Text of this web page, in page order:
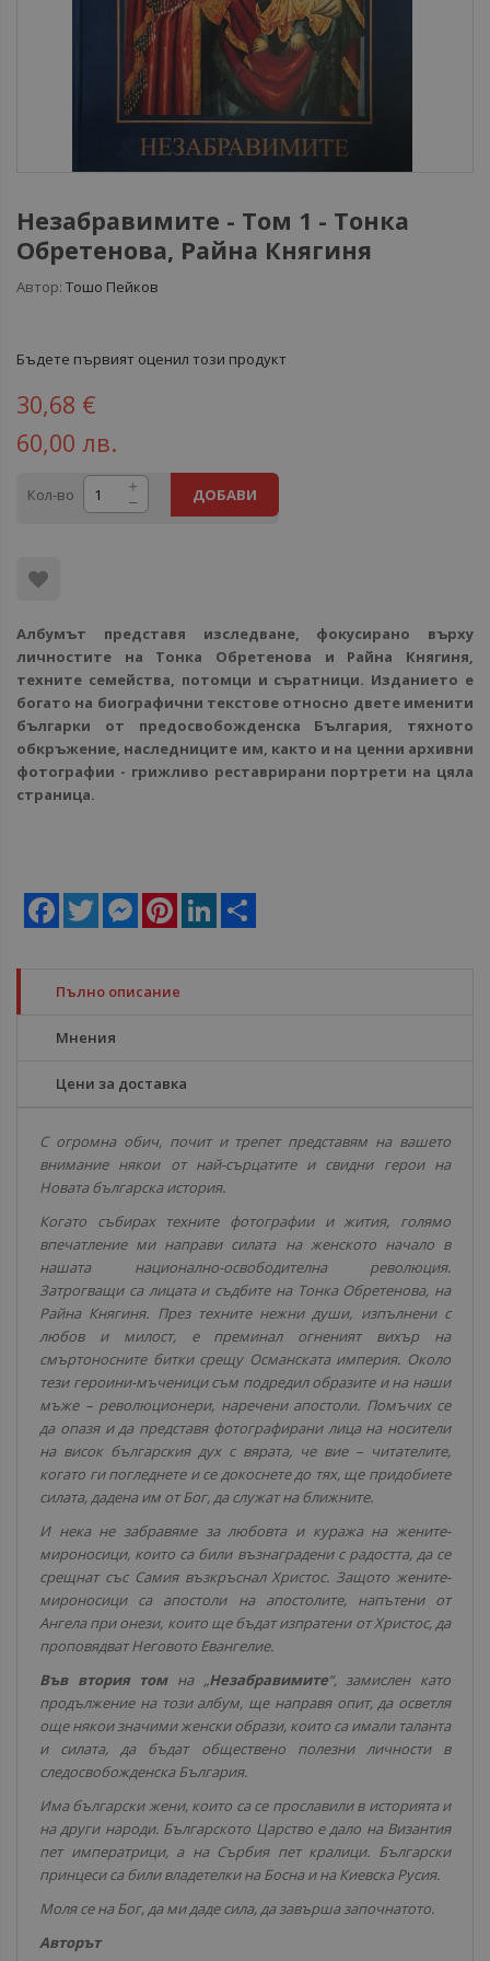
Незабравимите - Том 1 - Тонка
Обретенова, Райна Княгиня
Автор: Тошо Пейков
Бъдете първият оценил този продукт
30,68 €
60,00 лв.
Кол-во ДОБАВИ
Албумът представя изследване, фокусирано върху
личностите на Тонка Обретенова и Райна Княгиня,
техните семейства, потомци и съратници. Изданието е
богато на биографични текстове относно двете именити
българки от предосвобожденска България, тяхното
обкръжение, наследниците им, както и на ценни архивни
фотографии - грижливо реставрирани портрети на цяла
страница.
Facebook
Twitter MessengerPinterestLinkedIn
Пълно описание
Мнения
Цени за доставка
С огромна обич, почит и трепет представям на вашето
внимание някои от най-сърцатите и свидни герои на
Новата българска история.
Когато събирах техните фотографии и жития, голямо
впечатление ми направи силата на женското начало в
нашата национално-освободителна революция.
Затрогващи са лицата и съдбите на Тонка Обретенова, на
Райна Княгиня. През техните нежни души, изпълнени с
любов и милост, е преминал огненият вихър на
смъртоносните битки срещу Османската империя. Около
тези героини-мъченици съм подредил образите и на наши
мъже – революционери, наречени апостоли. Помъчих се
да опазя и да представя фотографирани лица на носители
на висок българския дух с вярата, че вие – читателите,
когато ги погледнете и се докоснете до тях, ще придобиете
силата, дадена им от Бог, да служат на ближните.
И нека не забравяме за любовта и куража на жените-
мироносици, които са били възнаградени с радостта, да се
срещнат със Самия възкръснал Христос. Защото жените-
мироносици са апостоли на апостолите, напътени от
Ангела при онези, които ще бъдат изпратени от Христос, да
проповядват Неговото Евангелие.
Във втория томна „Незабравимите“, замислен като
продължение на този албум, ще направя опит, да осветля
още някои значими женски образи, които са имали таланта
и силата, да бъдат обществено полезни личности в
следосвобожденска България.
Има български жени, които са се прославили в историята и
на други народи. Българското Царство е дало на Византия
пет императрици, а на Сърбия пет кралици. Български
принцеси са били владетелки на Босна и на Киевска Русия.
Моля се на Бог, да ми даде сила, да завърша започнатото.
Авторът